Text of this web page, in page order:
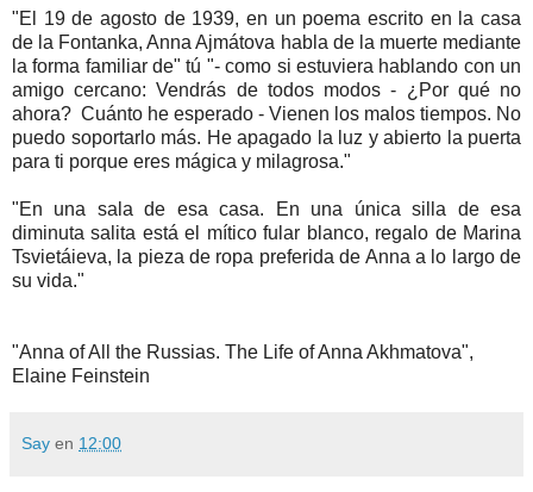
"El 19 de agosto de 1939, en un poema escrito en la casa
de la Fontanka, Anna Ajmátova habla de la muerte mediante
la forma familiar de" tú "- como si estuviera hablando con un
amigo cercano: Vendrás de todos modos - ¿Por qué no
ahora? Cuánto he esperado - Vienen los malos tiempos. No
puedo soportarlo más. He apagado la luz y abierto la puerta
para ti porque eres mágica y milagrosa."
"En una sala de esa casa. En una única silla de esa
diminuta salita está el mítico fular blanco, regalo de Marina
Tsvietáieva, la pieza de ropa preferida de Anna a lo largo de
su vida."
"Anna of All the Russias. The Life of Anna Akhmatova",
Elaine Feinstein
Say en 12:00